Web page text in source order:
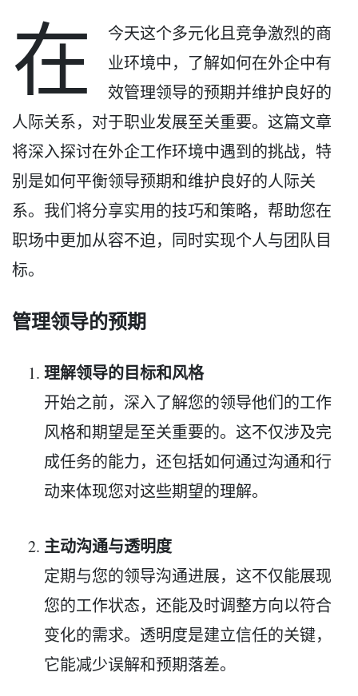
在
今天这个多元化且竞争激烈的商
业环境中，了解如何在外企中有
效管理领导的预期并维护良好的
人际关系，对于职业发展至关重要。这篇文章
将深入探讨在外企工作环境中遇到的挑战，特
别是如何平衡领导预期和维护良好的人际关
系。我们将分享实用的技巧和策略，帮助您在
职场中更加从容不迫，同时实现个人与团队目
标。
管理领导的预期
理解领导的目标和风格
开始之前，深入了解您的领导他们的工作
风格和期望是至关重要的。这不仅涉及完
成任务的能力，还包括如何通过沟通和行
动来体现您对这些期望的理解。
主动沟通与透明度
定期与您的领导沟通进展，这不仅能展现
您的工作状态，还能及时调整方向以符合
变化的需求。透明度是建立信任的关键，
它能减少误解和预期落差。